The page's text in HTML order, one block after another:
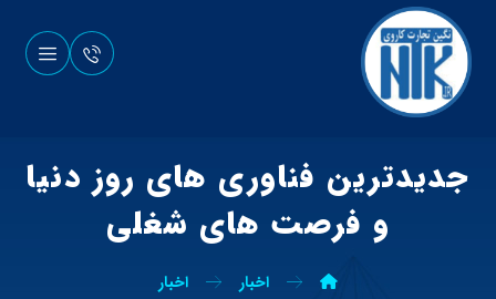
جدیدترین فناوری های روز دنیا
و فرصت های شغلی
اخبار اخبار